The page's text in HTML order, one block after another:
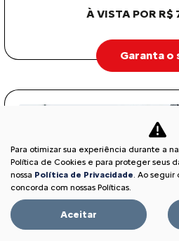
À VISTA POR R$
Garanta o
Para otimizar sua experiência durante a
Política de Cookies e para proteger seus
nossa Política de Privacidade. Ao seguir
concorda com nossas Políticas.
Aceitar